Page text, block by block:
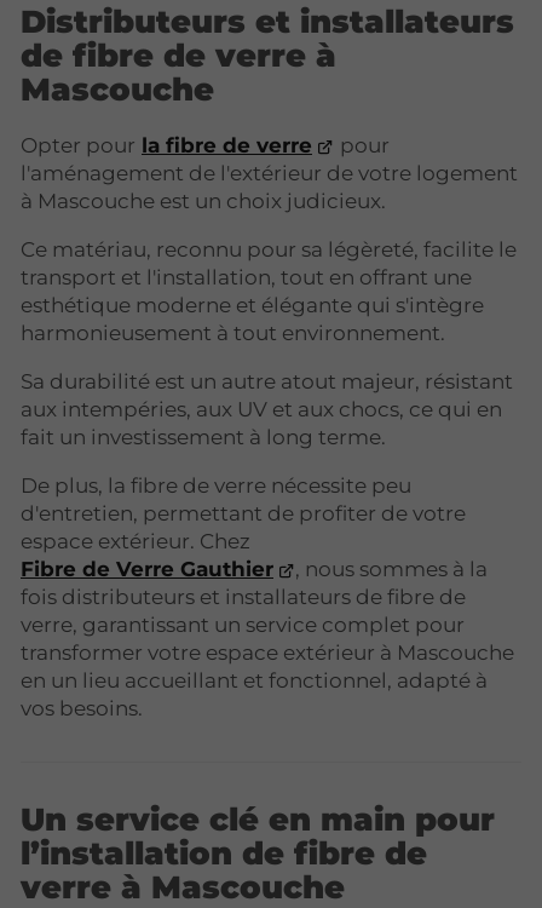
Distributeurs et installateurs
de fibre de verre à
Mascouche
Opter pour la fibre de verre
pour
l'aménagement de l'extérieur de votre logement
à Mascouche est un choix judicieux.
Ce matériau, reconnu pour sa légèreté, facilite le
transport et l'installation, tout en offrant une
esthétique moderne et élégante qui s'intègre
harmonieusement à tout environnement.
Sa durabilité est un autre atout majeur, résistant
aux intempéries, aux UV et aux chocs, ce qui en
fait un investissement à long terme.
De plus, la fibre de verre nécessite peu
d'entretien, permettant de profiter de votre
espace extérieur. Chez
Fibre de Verre Gauthier
, nous sommes à la
fois distributeurs et installateurs de fibre de
verre, garantissant un service complet pour
transformer votre espace extérieur à Mascouche
en un lieu accueillant et fonctionnel, adapté à
vos besoins.
Un service clé en main pour
l’installation de fibre de
verre à Mascouche